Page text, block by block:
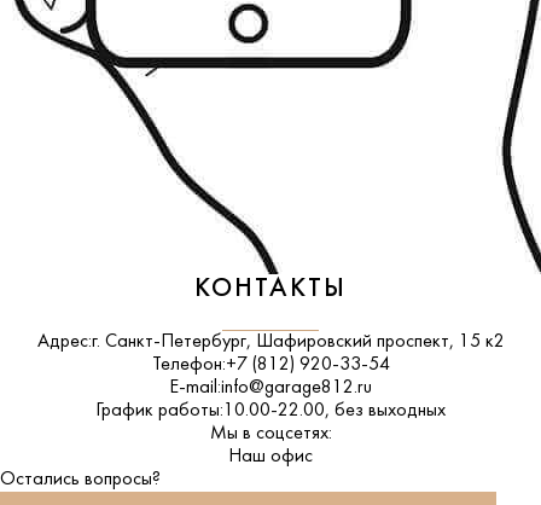
КОНТАКТЫ
Адрес:г. Санкт-Петербург, Шафировский проспект, 15 к2
Телефон:+7 (812) 920-33-54
E-mail:info@garage812.ru
График работы:10.00-22.00, без выходных
Мы в соцсетях:
ВКонтакте
Наш офис
Остались вопросы?